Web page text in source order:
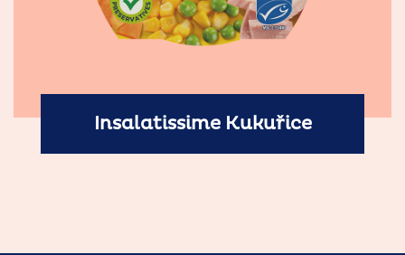
Insalatissime Kukuřice